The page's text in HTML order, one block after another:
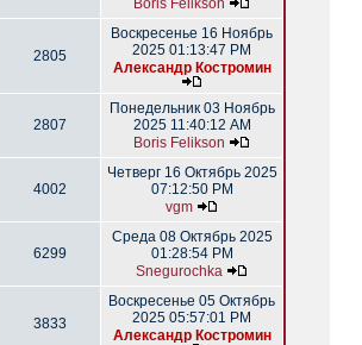
Boris Felikson
2805
Воскресенье 16 Ноябрь
2025 01:13:47 PM
Александр Костромин
2807
Понедельник 03 Ноябрь
2025 11:40:12 AM
Boris Felikson
4002
Четверг 16 Октябрь 2025
07:12:50 PM
vgm
6299
Среда 08 Октябрь 2025
01:28:54 PM
Snegurochka
3833
Воскресенье 05 Октябрь
2025 05:57:01 PM
Александр Костромин